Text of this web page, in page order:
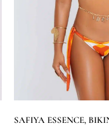
SAFIYA ESSENCE,